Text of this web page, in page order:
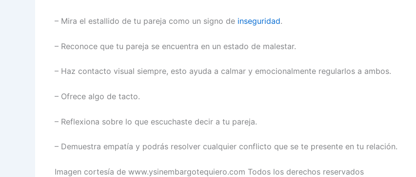
– Mira el estallido de tu pareja como un signo de inseguridad.
– Reconoce que tu pareja se encuentra en un estado de malestar.
– Haz contacto visual siempre, esto ayuda a calmar y emocionalmente regularlos a ambos.
– Ofrece algo de tacto.
– Reflexiona sobre lo que escuchaste decir a tu pareja.
– Demuestra empatía y podrás resolver cualquier conflicto que se te presente en tu relación.
Imagen cortesía de www.ysinembargotequiero.com Todos los derechos reservados